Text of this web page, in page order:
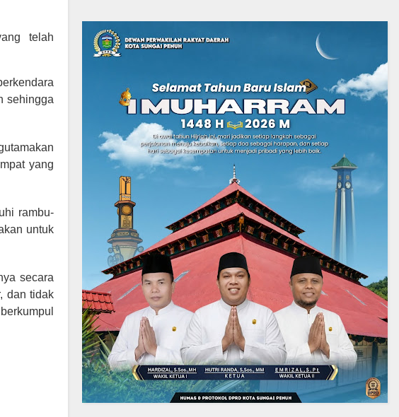
telah
sehingga
yang
rambu-
untuk
secara
dan tidak